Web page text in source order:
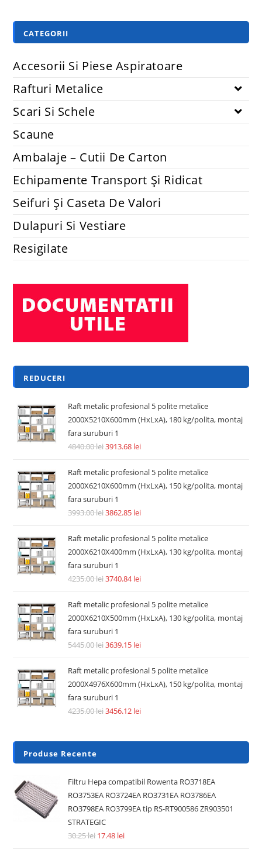
CATEGORII
Accesorii Si Piese Aspiratoare
Rafturi Metalice
Scari Si Schele
Scaune
Ambalaje – Cutii De Carton
Echipamente Transport Și Ridicat
Seifuri Și Caseta De Valori
Dulapuri Si Vestiare
Resigilate
REDUCERI
Raft metalic profesional 5 polite metalice
2000X5210X600mm (HxLxA), 180 kg/polita, montaj
fara suruburi 1
4840.00lei3913.68 lei
Raft metalic profesional 5 polite metalice
2000X6210X600mm (HxLxA), 150 kg/polita, montaj
fara suruburi 1
3993.00lei3862.85 lei
Raft metalic profesional 5 polite metalice
2000X6210X400mm (HxLxA), 130 kg/polita, montaj
fara suruburi 1
4235.00lei3740.84lei
Raft metalic profesional 5 polite metalice
2000X6210X500mm (HxLxA), 130 kg/polita, montaj
fara suruburi 1
5445.00lei3639.15 lei
Raft metalic profesional 5 polite metalice
2000X4976X600mm (HxLxA), 150 kg/polita, montaj
fara suruburi 1
4235.00lei3456.12 lei
Produse Recente
Filtru Hepa compatibil Rowenta RO3718EA
RO3753EA RO3724EA RO3731EA RO3786EA
RO3798EA RO3799EA tip RS-RT900586 ZR903501
STRATEGIC
30.25lei 17.48 lei